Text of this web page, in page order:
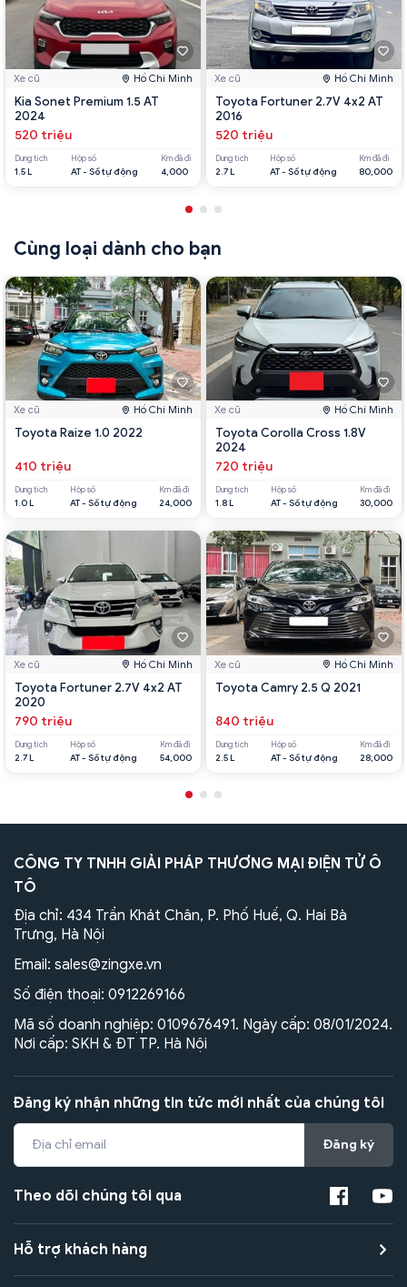
Xe cũ Hồ Chí Minh
Kia Sonet Premium 1.5 AT
2024
520 triệu
Dung tích
1.5 L
Hộp số
AT - Số tự động
Km đã đi
4,000
Xe cũ Hồ Chí Minh
Toyota Fortuner 2.7V 4x2 AT
2016
520 triệu
Dung tích
2.7 L
Hộp số
AT - Số tự động
Km đã đi
80,000
Cùng loại dành cho bạn
Xe cũ Hồ Chí Minh
Toyota Raize 1.0 2022
410 triệu
Dung tích
1.0 L
Hộp số
AT - Số tự động
Km đã đi
24,000
Xe cũ Hồ Chí Minh
Toyota Fortuner 2.7V 4x2 AT
2020
790 triệu
Dung tích
2.7 L
Hộp số
AT - Số tự động
Km đã đi
54,000
Xe cũ Hồ Chí Minh
Toyota Corolla Cross 1.8V
2024
720 triệu
Dung tích
1.8 L
Hộp số
AT - Số tự động
Km đã đi
30,000
Xe cũ Hồ Chí Minh
Toyota Camry 2.5 Q 2021
840 triệu
Dung tích
2.5 L
Hộp số
AT - Số tự động
Km đã đi
28,000
CÔNG TY TNHH GIẢI PHÁP THƯƠNG MẠI ĐIỆN TỬ Ô
TÔ
Địa chỉ: 434 Trần Khát Chân, P. Phố Huế, Q. Hai Bà
Trưng, Hà Nội
Email: sales@zingxe.vn
Số điện thoại: 0912269166
Mã số doanh nghiệp: 0109676491. Ngày cấp: 08/01/2024.
Nơi cấp: SKH & ĐT TP. Hà Nội
Đăng ký nhận những tin tức mới nhất của chúng tôi
Đăng ký
Theo dõi chúng tôi qua
Hỗ trợ khách hàng